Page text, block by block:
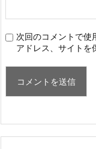
次回のコメントで使
アドレス、サイトを